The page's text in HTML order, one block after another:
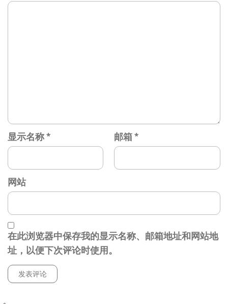
显示名称* 邮箱*
网站
在此浏览器中保存我的显示名称、邮箱地址和网站地
址，以便下次评论时使用。